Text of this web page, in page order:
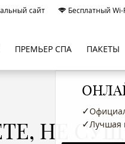
Бесплатный Wi-
сайт
ПРЕМЬЕР СПА ПАКЕТЫ
НЕ
✓
✓Лучшая